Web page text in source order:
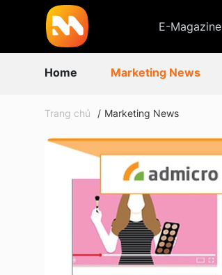
E-Magazine
Home Marketing News
Trang chủ Marketing News